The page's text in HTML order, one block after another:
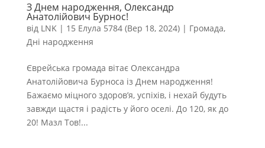
З Днем народження, Олександр
Анатолійович Бурнос!
від LNK| 15 Елула 5784 (Вер 18, 2024)| Громада,
Дні народження
Єврейська громада вітає Олександра
Анатолійовича Бурноса із Днем народження!
Бажаємо міцного здоров’я, успіхів, і нехай будуть
завжди щастя і радість у його оселі. До 120, як до
20! Мазл Тов!...